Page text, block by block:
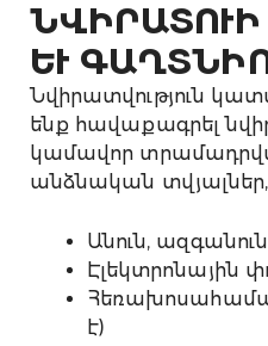
ԵՒ
Նվիրատվություն
ենք հավաքագրել
կամավոր
անձնական տվյալներ,
Անուն, ազգանուն
Էլեկտրոնային
է)